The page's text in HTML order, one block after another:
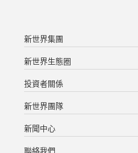
新世界集團
新世界生態圈
投資者關係
新世界團隊
新聞中心
聯絡我們